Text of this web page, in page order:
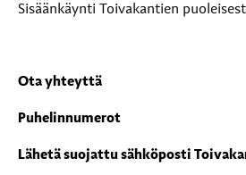
Sisäänkäynti Toivakantien
Ota yhteyttä
Puhelinnumerot
Lähetä suojattu sähköposti